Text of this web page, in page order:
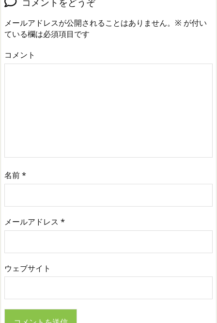
メールアドレスが公開されることはありません。 ※ が付い
ている欄は必須項目です
コメント
名前*
メールアドレス *
ウェブサイト